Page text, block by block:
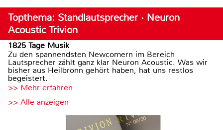
Topthema: Standlautsprecher · Neuron
Acoustic Trivion
1825 Tage Musik
Zu den spannendsten Newcomern im Bereich
Lautsprecher zählt ganz klar Neuron Acoustic. Was wir
bisher aus Heilbronn gehört haben, hat uns restlos
begeistert.
>> Mehr erfahren
>> Alle anzeigen